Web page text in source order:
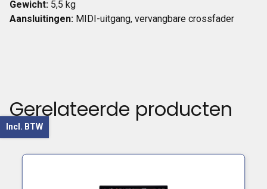
Gewicht: 5,5 kg
Aansluitingen: MIDI-uitgang, vervangbare crossfader
Gerelateerde producten
Incl. BTW